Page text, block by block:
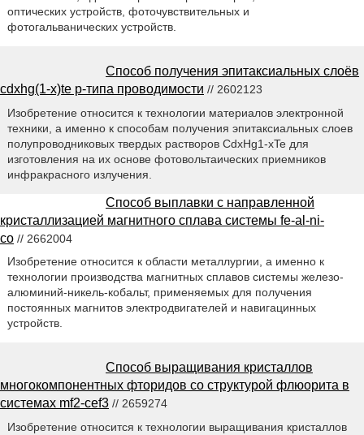
оптических устройств, фоточувствительных и
фотогальванических устройств.
Способ получения эпитаксиальных слоёв
cdxhg(1-x)te p-типа проводимости // 2602123
Изобретение относится к технологии материалов электронной
техники, а именно к способам получения эпитаксиальных слоев
полупроводниковых твердых растворов CdxHg1-xTe для
изготовления на их основе фотовольтаических приемников
инфракрасного излучения.
Способ выплавки с направленной
кристаллизацией магнитного сплава системы fe-al-ni-
co // 2662004
Изобретение относится к области металлургии, а именно к
технологии производства магнитных сплавов системы железо-
алюминий-никель-кобальт, применяемых для получения
постоянных магнитов электродвигателей и навигацинных
устройств.
Способ выращивания кристаллов
многокомпонентных фторидов со структурой флюорита в
системах mf2-cef3 // 2659274
Изобретение относится к технологии выращивания кристаллов